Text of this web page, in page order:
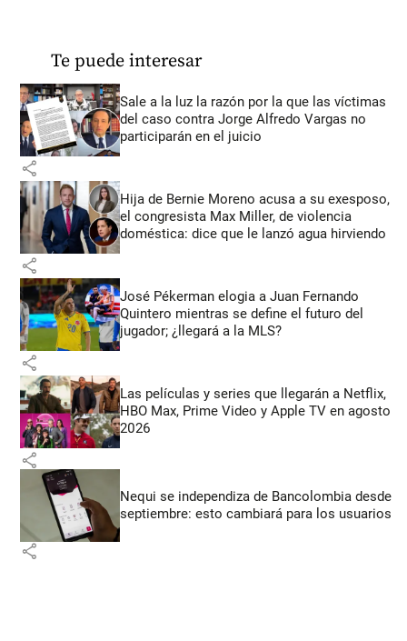
Te puede interesar
Sale a la luz la razón por la que las víctimas
del caso contra Jorge Alfredo Vargas no
participarán en el juicio
share
Hija de Bernie Moreno acusa a su exesposo,
el congresista Max Miller, de violencia
doméstica: dice que le lanzó agua hirviendo
share
José Pékerman elogia a Juan Fernando
Quintero mientras se define el futuro del
jugador; ¿llegará a la MLS?
share
Las películas y series que llegarán a Netflix,
HBO Max, Prime Video y Apple TV en agosto
2026
share
Nequi se independiza de Bancolombia desde
septiembre: esto cambiará para los usuarios
share